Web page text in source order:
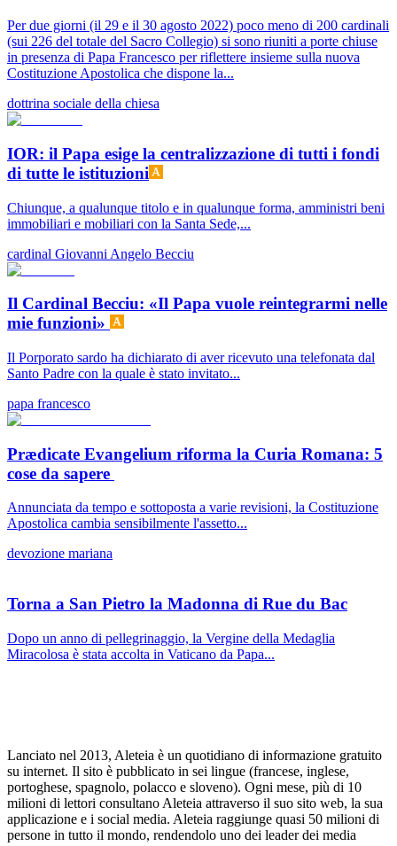
Per due giorni (il 29 e il 30 agosto 2022) poco meno di 200 cardinali
(sui 226 del totale del Sacro Collegio) si sono riuniti a porte chiuse
in presenza di Papa Francesco per riflettere insieme sulla nuova
Costituzione Apostolica che dispone la...
dottrina sociale della chiesa
IOR: il Papa esige la centralizzazione di tutti i fondi
di tutte le istituzioni
Chiunque, a qualunque titolo e in qualunque forma, amministri beni
immobiliari e mobiliari con la Santa Sede,...
cardinal Giovanni Angelo Becciu
Il Cardinal Becciu: «Il Papa vuole reintegrarmi nelle
mie funzioni»
Il Porporato sardo ha dichiarato di aver ricevuto una telefonata dal
Santo Padre con la quale è stato invitato...
papa francesco
Prædicate Evangelium riforma la Curia Romana: 5
cose da sapere
Annunciata da tempo e sottoposta a varie revisioni, la Costituzione
Apostolica cambia sensibilmente l'assetto...
devozione mariana
Torna a San Pietro la Madonna di Rue du Bac
Dopo un anno di pellegrinaggio, la Vergine della Medaglia
Miracolosa è stata accolta in Vaticano da Papa...
Lanciato nel 2013, Aleteia è un quotidiano di informazione gratuito
su internet. Il sito è pubblicato in sei lingue (francese, inglese,
portoghese, spagnolo, polacco e sloveno). Ogni mese, più di 10
milioni di lettori consultano Aleteia attraverso il suo sito web, la sua
applicazione e i social media. Aleteia raggiunge quasi 50 milioni di
persone in tutto il mondo, rendendolo uno dei leader dei media